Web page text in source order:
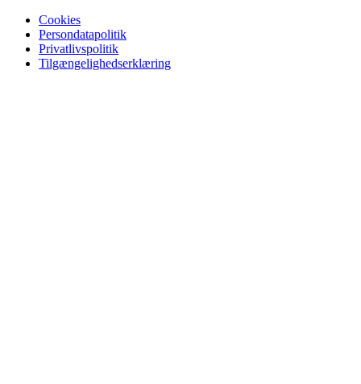
Cookies
Persondatapolitik
Privatlivspolitik
Tilgængelighedserklæring